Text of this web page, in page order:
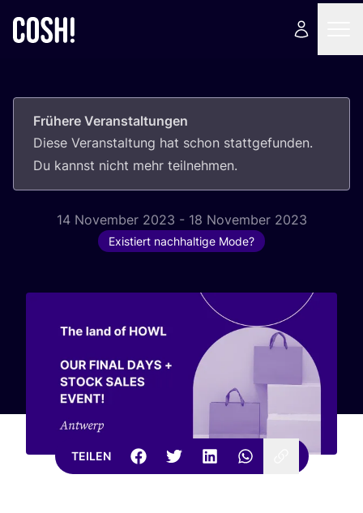
Frühere Veranstaltungen
Die­se Ver­an­stal­tung hat schon statt­ge­fun­den.
Du kannst nicht mehr teilnehmen.
14 November 2023 - 18 November 2023
Existiert nachhaltige Mode?
TEILEN